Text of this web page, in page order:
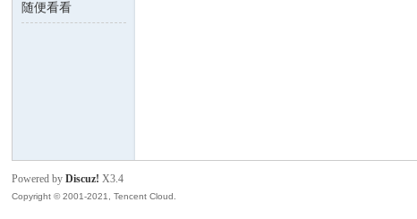
随便看看
Powered byDiscuz! X3.4
Copyright © 2001-2021, Tencent Cloud.